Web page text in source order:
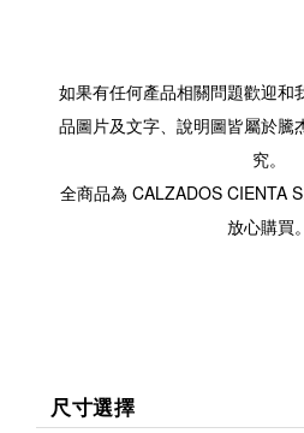
如果有任何產品相關問題歡迎和
品圖片及文字、說明圖皆屬於騰
究。
全商品為 CALZADOS CIENTA
放心購買。
尺寸選擇